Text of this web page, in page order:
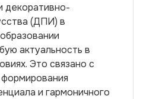
декоративно-
(ДПИ) в
актуальность в
Это связано с
и гармоничного